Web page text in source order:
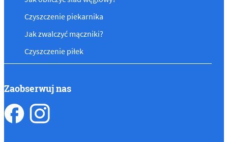
Czyszczenie piekarnika
Jak zwalczyć mączniki?
Czyszczenie piłek
Zaobserwuj nas